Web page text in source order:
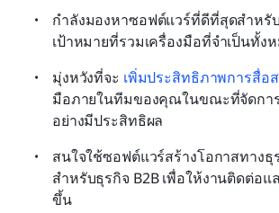
กำลังมองหาซอฟต์แวร์ที่ดีที่สุดสำหรั
เป้าหมายที่รวมเครื่องมือที่จำเป็นทั้ง
มุ่งหวังที่จะ เพิ่มประสิทธิภาพการสื่อ
มือภายในทีมของคุณในขณะที่จัดกา
อย่างมีประสิทธิผล
สนใจใช้ซอฟต์แวร์สร้างโอกาสทาง
สำหรับธุรกิจ B2B เพื่อให้งานติดต่อแ
ขึ้น